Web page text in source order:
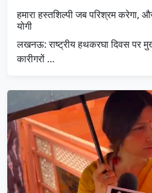
हमारा हस्तशिल्पी जब परिश्रम करेगा,
योगी
लखनऊ: राष्ट्रीय हथकरघा दिवस पर
कारीगरों …